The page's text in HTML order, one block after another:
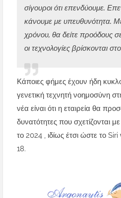
σίγουροι ότι επενδύουμε.
κάνουμε με υπευθυνότητα.
χρόνου, θα δείτε προόδους
οι τεχνολογίες βρίσκονται
Κάποιες φήμες έχουν ήδη
γενετική τεχνητή νοημοσύνη
νέα είναι ότι η εταιρεία θα
δυνατότητες που σχετίζονται
το 2024 , ιδίως έτσι ώστε το
18.